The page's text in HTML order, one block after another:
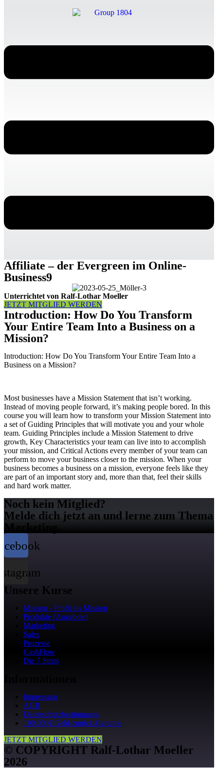
Affiliate – der Evergreen im Online-
Business9
Unterrichtet von Ralf-Lothar Moeller
JETZT MITGLIED WERDEN
Introduction: How Do You Transform
Your Entire Team Into a Business on a
Mission?
Introduction: How Do You Transform Your Entire Team Into a
Business on a Mission?
Most businesses have a Mission Statement that isn’t working.
Instead of moving people forward, it’s making people bored. In this
course you will learn how to transform your Mission Statement into
a set of Guiding Principles that will motivate you and your whole
team. Guiding Principles include a Mission Statement to drive
growth, Key Characteristics your team can live into to accomplish
your mission, and Critical Actions every member of your team can
perform to move your business closer to the mission. When your
business becomes a business on a mission, everyone feels like they
are part of an important story and, more than that, feel their skills
and hard work matter.
Noch kein Mitglied?
Melde dich jetzt an und lerne zum Thema
Marketing.
Unsere Kurse
Mission - Profit als Mission
Produkte (Angebote)
Marketing
Sales
Prozesse
CashFlow
Die 7 Steps
Impressum
AGB
Datenschutzbestimmung
100.000€ Geld-zurück-Garantie
JETZT MITGLIED WERDEN
© COPYRIGHT Ralf-Lothar Moeller
2026